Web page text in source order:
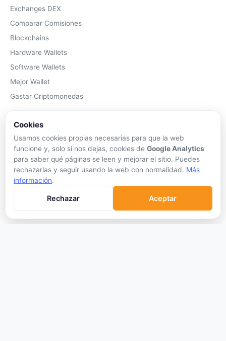
Exchanges DEX
Comparar Comisiones
Blockchains
Hardware Wallets
Software Wallets
Mejor Wallet
Gastar Criptomonedas
Qué son las Criptos
Cómo Comprar
Staking
DeFi
Cookies
Usamos cookies propias necesarias para que la web
funcione y, solo si nos dejas, cookies de Google Analytics
para saber qué páginas se leen y mejorar el sitio. Puedes
rechazarlas y seguir usando la web con normalidad. Más
información.
Rechazar Aceptar